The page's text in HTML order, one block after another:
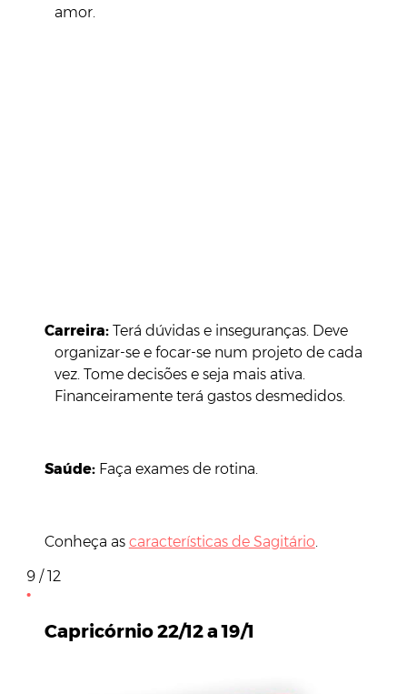
amor.
Carreira: Terá dúvidas e inseguranças. Deve
organizar-se e focar-se num projeto de cada
vez. Tome decisões e seja mais ativa.
Financeiramente terá gastos desmedidos.
Saúde: Faça exames de rotina.
Conheça as características de Sagitário
9 / 12
Capricórnio 22/12 a 19/1